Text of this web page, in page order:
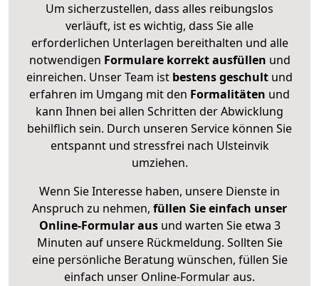
Um sicherzustellen, dass alles reibungslos
verläuft, ist es wichtig, dass Sie alle
erforderlichen Unterlagen bereithalten und alle
notwendigen Formulare korrekt ausfüllen und
einreichen. Unser Team ist bestens geschult und
erfahren im Umgang mit den Formalitäten und
kann Ihnen bei allen Schritten der Abwicklung
behilflich sein. Durch unseren Service können Sie
entspannt und stressfrei nach Ulsteinvik
umziehen.
Wenn Sie Interesse haben, unsere Dienste in
Anspruch zu nehmen, füllen Sie einfach unser
Online-Formular ausund warten Sie etwa 3
Minuten auf unsere Rückmeldung. Sollten Sie
eine persönliche Beratung wünschen, füllen Sie
einfach unser Online-Formular aus.